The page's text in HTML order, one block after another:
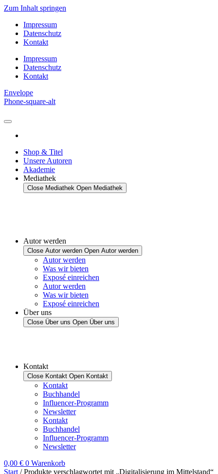
Zum Inhalt springen
Impressum
Datenschutz
Kontakt
Impressum
Datenschutz
Kontakt
Envelope
Phone-square-alt
Shop & Titel
Unsere Autoren
Akademie
Mediathek
Close Mediathek Open Mediathek
Autor werden
Close Autor werden Open Autor werden
Autor werden
Was wir bieten
Exposé einreichen
Autor werden
Was wir bieten
Exposé einreichen
Über uns
Close Über uns Open Über uns
Kontakt
Close Kontakt Open Kontakt
Kontakt
Buchhandel
Influencer-Programm
Newsletter
Kontakt
Buchhandel
Influencer-Programm
Newsletter
0,00 € 0 Warenkorb
Start / Produkte verschlagwortet mit „Digitalisierung im Mittelstand“